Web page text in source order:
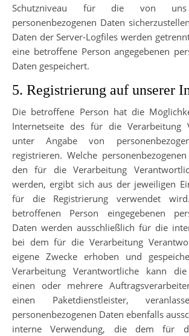
Schutzniveau für die von uns
personenbezogenen Daten
Daten der Server-Logfiles werden
eine betroffene Person angegebenen
Daten gespeichert.
5. Registrierung auf unserer
Die betroffene Person hat die
Internetseite des für die Verarbeitung
unter Angabe von
registrieren. Welche
den für die Verarbeitung
werden, ergibt sich aus der jeweiligen
für die Registrierung verwendet
betroffenen Person eingegebenen
Daten werden ausschließlich für die
bei dem für die Verarbeitung
eigene Zwecke erhoben und
Verarbeitung Verantwortliche kann
einen oder mehrere
einen Paketdienstleister,
personenbezogenen Daten ebenfalls
interne Verwendung, die dem für